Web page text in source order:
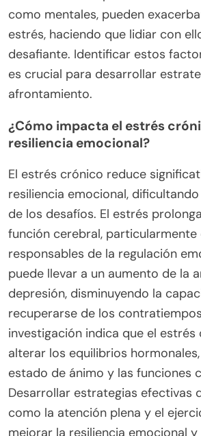
como mentales, pueden
estrés, haciendo que lidiar con
desafiante. Identificar estos
es crucial para desarrollar
afrontamiento.
¿Cómo impacta el estrés
resiliencia emocional?
El estrés crónico reduce
resiliencia emocional,
de los desafíos. El estrés
función cerebral, particularmente
responsables de la regulación
puede llevar a un aumento de la
depresión, disminuyendo la
recuperarse de los
investigación indica que el
alterar los equilibrios
estado de ánimo y las funciones
Desarrollar estrategias efectivas
como la atención plena y el
mejorar la resiliencia emocional